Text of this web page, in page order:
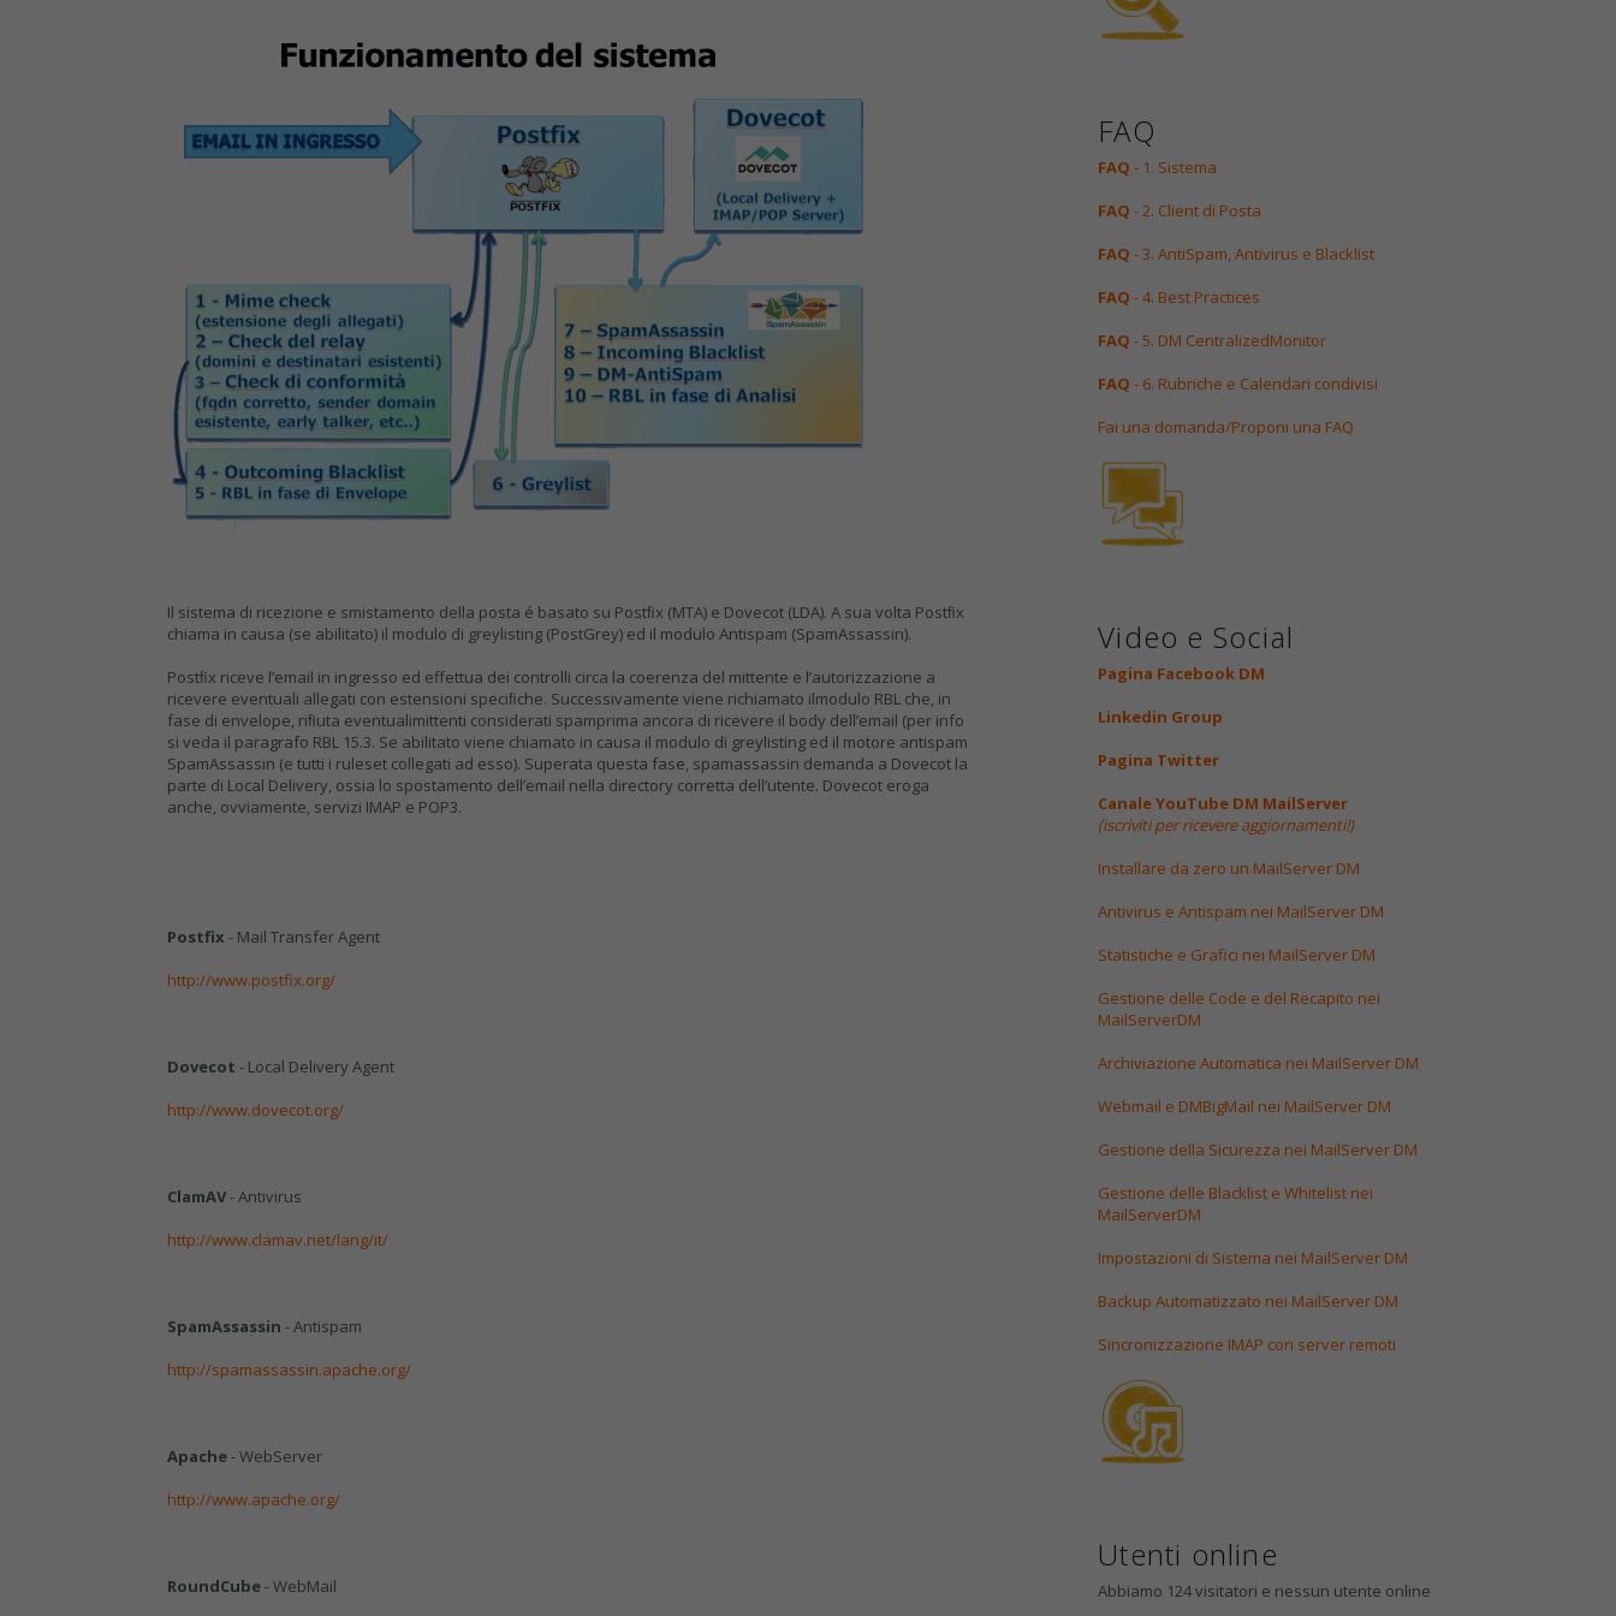
Il sistema di ricezione e smistamento della posta é basato su Postﬁx (MTA) e Dovecot (LDA). A sua volta Postﬁx
chiama in causa (se abilitato) il modulo di greylisting (PostGrey) ed il modulo Antispam (SpamAssassin).
Postﬁx riceve l’email in ingresso ed effettua dei controlli circa la coerenza del mittente e l’autorizzazione a
ricevere eventuali allegati con estensioni speciﬁche. Successivamente viene richiamato ilmodulo RBL che, in
fase di envelope, riﬁuta eventualimittenti considerati spamprima ancora di ricevere il body dell’email (per info
si veda il paragrafo RBL 15.3. Se abilitato viene chiamato in causa il modulo di greylisting ed il motore antispam
SpamAssassin (e tutti i ruleset collegati ad esso). Superata questa fase, spamassassin demanda a Dovecot la
parte di Local Delivery, ossia lo spostamento dell’email nella directory corretta dell’utente. Dovecot eroga
anche, ovviamente, servizi IMAP e POP3.
Postfix - Mail Transfer Agent
http://www.postfix.org/
Dovecot- Local Delivery Agent
http://www.dovecot.org/
ClamAV- Antivirus
http://www.clamav.net/lang/it/
SpamAssassin - Antispam
http://spamassassin.apache.org/
Apache- WebServer
http://www.apache.org/
RoundCube- WebMail
FAQ
FAQ - 1. Sistema
FAQ - 2. Client di Posta
FAQ - 3. AntiSpam, Antivirus e Blacklist
FAQ - 4. Best Practices
FAQ - 5. DM CentralizedMonitor
FAQ - 6. Rubriche e Calendari condivisi
Fai una domanda/Proponi una FAQ
Video e Social
Pagina Facebook DM
Linkedin Group
Pagina Twitter
Canale YouTube DM MailServer
(iscriviti per ricevere aggiornamenti!)
Installare da zero un MailServer DM
Antivirus e Antispam nei MailServer DM
Statistiche e Grafici nei MailServer DM
Gestione delle Code e del Recapito nei
MailServerDM
Archiviazione Automatica nei MailServer DM
Webmail e DMBigMail nei MailServer DM
Gestione della Sicurezza nei MailServer DM
Gestione delle Blacklist e Whitelist nei
MailServerDM
Impostazioni di Sistema nei MailServer DM
Backup Automatizzato nei MailServer DM
Sincronizzazione IMAP con server remoti
Utenti online
Abbiamo 124 visitatori e nessun utente online